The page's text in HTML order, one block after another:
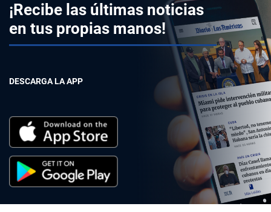
¡Recibe las últimas noticias
en tus propias manos!
DESCARGA LA APP